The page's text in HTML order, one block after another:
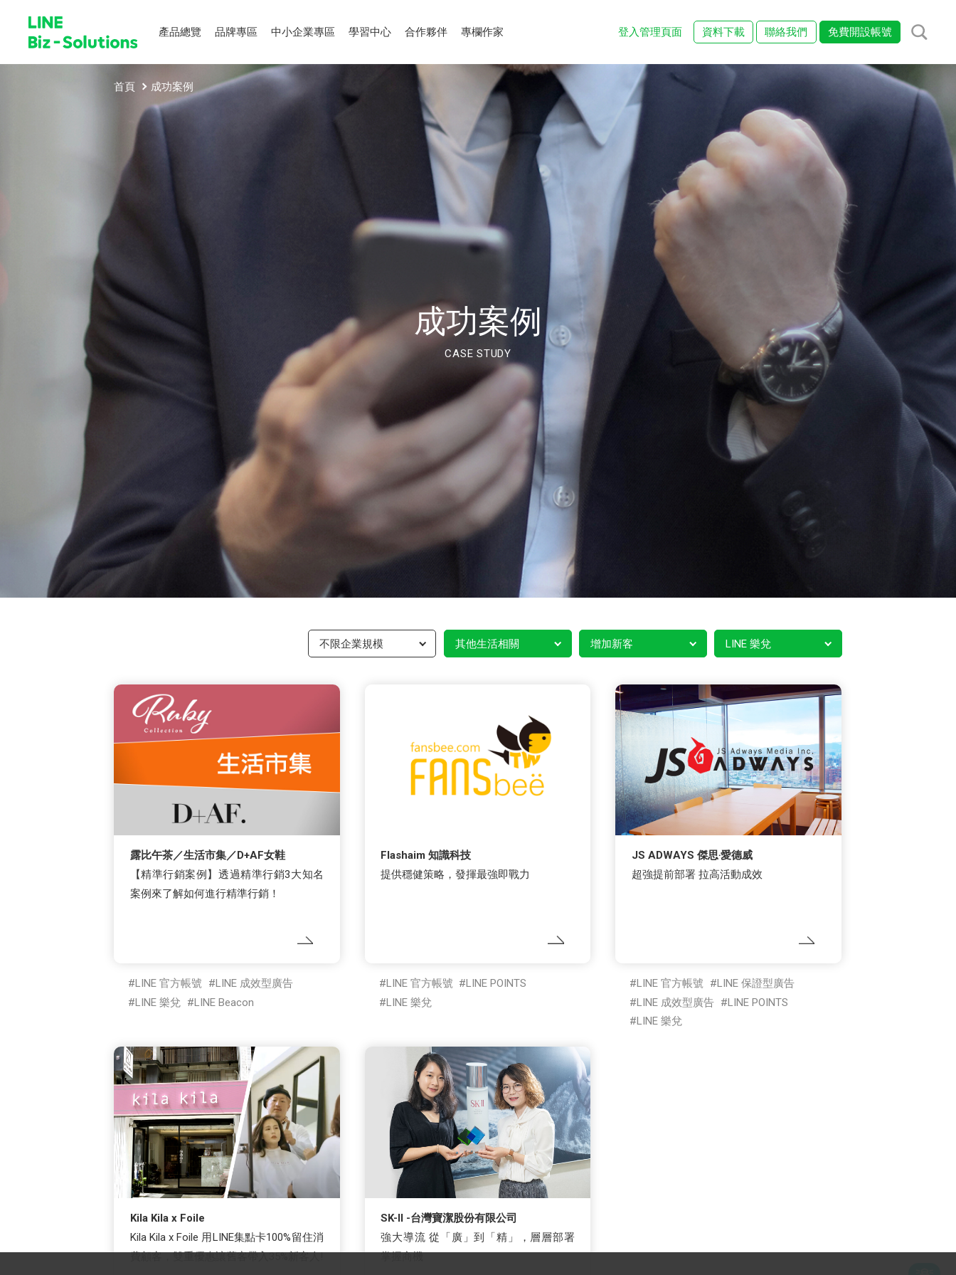
產品總覽 品牌專區 中小企業專區 學習中心 合作夥伴 專欄作家 登入管理頁面 資料下載 聯絡我們 免費開設帳號
首頁 成功案例
成功案例
CASE STUDY
不限企業規模 其他生活相關 增加新客 LINE 樂兌
露比午茶／生活市集／D+AF女鞋
【精準行銷案例】透過精準行銷3大知名
案例來了解如何進行精準行銷！
LINE 官方帳號
LINE 成效型廣告
LINE 樂兌
LINE Beacon
Flashaim 知識科技
提供穩健策略，發揮最強即戰力
LINE 官方帳號
LINE POINTS
LINE 樂兌
JS ADWAYS 傑思‧愛德威
超強提前部署 拉高活動成效
LINE 官方帳號
LINE 保證型廣告
LINE 成效型廣告
LINE POINTS
LINE 樂兌
Kila Kila x Foile
Kila Kila x Foile 用LINE集點卡100%留住消
費顧客，雙重優惠讓舊客帶入35%新客人!
SK-II -台灣寶潔股份有限公司
強大導流 從「廣」到「精」，層層部署
掌握商機